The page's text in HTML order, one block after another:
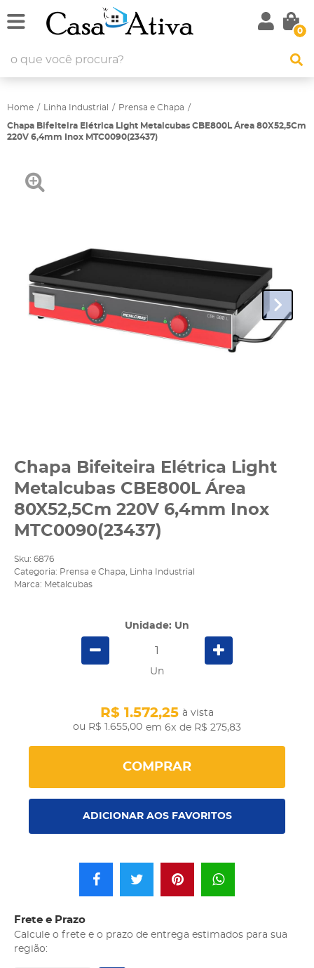
0
Home Linha Industrial Prensa e Chapa
Chapa Bifeiteira Elétrica Light Metalcubas CBE800L Área 80X52,5Cm
220V 6,4mm Inox MTC0090(23437)
Chapa Bifeiteira Elétrica Light
Metalcubas CBE800L Área
80X52,5Cm 220V 6,4mm Inox
MTC0090(23437)
Sku: 6876
Categoria: Prensa e Chapa
Linha Industrial
Marca: Metalcubas
Unidade: Un
Un
R$ 1.655,00
R$ 1.572,25 à vista
em 6x de R$ 275,83
COMPRAR
ADICIONAR AOS FAVORITOS
Frete e Prazo
Calcule o frete e o prazo de entrega estimados para sua
região: